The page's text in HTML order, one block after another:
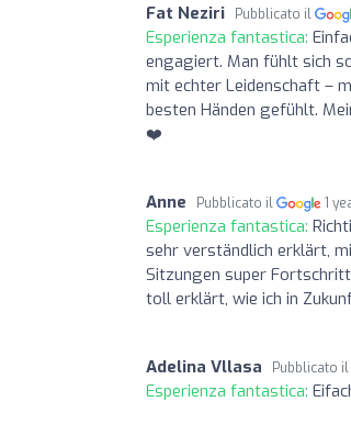
Fat Neziri Pubblicato il
Esperienza fantastica:
engagiert. Man fühlt sich
mit echter Leidenschaft –
besten Händen gefühlt.
❤️
Anne Pubblicato il 1
Esperienza fantastica:
sehr verständlich erklärt,
Sitzungen super
toll erklärt, wie ich in
Adelina Vllasa Pubblicato il
Esperienza fantastica: